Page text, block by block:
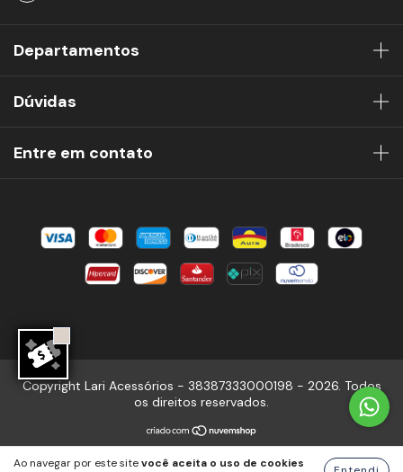
Ao navegar por este sitevocê aceita o uso de cookies
Departamentos
Dúvidas
Entre em contato
Copyright Lari Acessórios - 38387333000198 - 2026. Todos
os direitos reservados.